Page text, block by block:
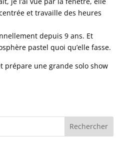
et travaille des heures
depuis 9 ans. Et
pastel quoi qu’elle fasse.
prépare une grande solo show